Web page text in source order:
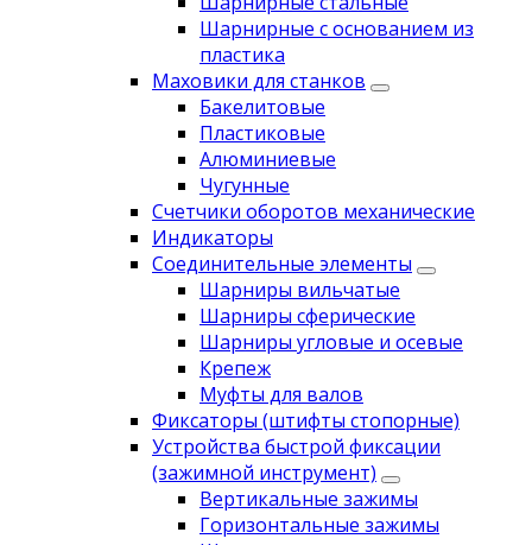
Шарнирные с основанием из
пластика
Маховики для станков
Бакелитовые
Пластиковые
Алюминиевые
Чугунные
Счетчики оборотов механические
Индикаторы
Соединительные элементы
Шарниры вильчатые
Шарниры сферические
Шарниры угловые и осевые
Крепеж
Муфты для валов
Фиксаторы (штифты стопорные)
Устройства быстрой фиксации
(зажимной инструмент)
Вертикальные зажимы
Горизонтальные зажимы